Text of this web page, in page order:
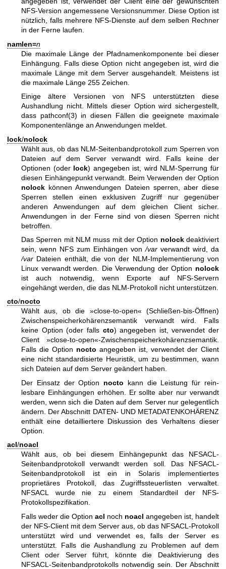
NFS-Version angemessene Versionsnummer. Diese Option ist
nützlich, falls mehrere NFS-Dienste auf dem selben Rechner
in der Ferne laufen.
namlen=n
Die maximale Länge der Pfadnamenkomponente bei dieser
Einhängung. Falls diese Option nicht angegeben ist, wird die
maximale Länge mit dem Server ausgehandelt. Meistens ist
die maximale Länge 255 Zeichen.
Einige ältere Versionen von NFS unterstützten diese
Aushandlung nicht. Mittels dieser Option wird sichergestellt,
dass pathconf(3) in diesen Fällen die geeignete maximale
Komponentenlänge an Anwendungen meldet.
lock/nolock
Wählt aus, ob das NLM-Seitenbandprotokoll zum Sperren von
Dateien auf dem Server verwandt wird. Falls keine der
Optionen (oder lock) angegeben ist, wird NLM-Sperrung für
diesen Einhängepunkt verwandt. Beim Verwenden der Option
nolock können Anwendungen Dateien sperren, aber diese
Sperren stellen einen exklusiven Zugriff nur gegenüber
anderen Anwendungen auf dem gleichen Client sicher.
Anwendungen in der Ferne sind von diesen Sperren nicht
betroffen.
Das Sperren mit NLM muss mit der Option nolockdeaktiviert
sein, wenn NFS zum Einhängen von/var verwandt wird, da
/var Dateien enthält, die von der NLM-Implementierung von
Linux verwandt werden. Die Verwendung der Option nolock
ist auch notwendig, wenn Exporte auf NFS-Servern
eingehängt werden, die das NLM-Protokoll nicht unterstützen.
cto/nocto
Wählt aus, ob die »close-to-open« (Schließen-bis-Öffnen)
Zwischenspeicherkohärenzsemantik verwandt wird. Falls
keine Option (oder falls cto) angegeben ist, verwendet der
Client »close-to-open«-Zwischenspeicherkohärenzsemantik.
Falls die Option nocto angegeben ist, verwendet der Client
eine nicht standardisierte Heuristik, um zu bestimmen, wann
sich Dateien auf dem Server geändert haben.
Der Einsatz der Option nocto kann die Leistung für rein-
lesbare Einhängungen erhöhen. Er sollte aber nur verwandt
werden, wenn sich die Daten auf dem Server nur gelegentlich
ändern. Der Abschnitt DATEN- UND METADATENKOHÄRENZ
enthält eine detailliertere Diskussion des Verhaltens dieser
Option.
acl/noacl
Wählt aus, ob bei diesem Einhängepunkt das NFSACL-
Seitenbandprotokoll verwandt werden soll. Das NFSACL-
Seitenbandprotokoll ist ein in Solaris implementiertes
proprietäres Protokoll, das Zugriffssteuerlisten verwaltet.
NFSACL wurde nie zu einem Standardteil der NFS-
Protokollspezifikation.
Falls weder die Option acl noch noacl angegeben ist, handelt
der NFS-Client mit dem Server aus, ob das NFSACL-Protokoll
unterstützt wird und verwendet es, falls der Server es
unterstützt. Falls die Aushandlung zu Problemen auf dem
Client oder Server führt, könnte die Deaktivierung des
NFSACL-Seitenbandprotokolls notwendig sein. Der Abschnitt